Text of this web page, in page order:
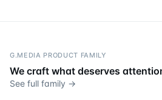
G.MEDIA PRODUCT FAMILY
We craft what deserves
See full family →